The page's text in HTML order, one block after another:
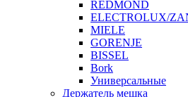
REDMOND
ELECTROLUX/
MIELE
GORENJE
BISSEL
Bork
Универсальные
Держатель мешка